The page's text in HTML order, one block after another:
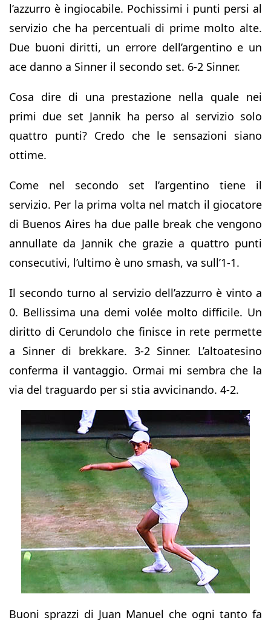
l’azzurro è ingiocabile. Pochissimi i punti persi al
servizio che ha percentuali di prime molto alte.
Due buoni diritti, un errore dell’argentino e un
ace danno a Sinner il secondo set. 6-2 Sinner.
Cosa dire di una prestazione nella quale nei
primi due set Jannik ha perso al servizio solo
quattro punti? Credo che le sensazioni siano
ottime.
Come nel secondo set l’argentino tiene il
servizio. Per la prima volta nel match il giocatore
di Buenos Aires ha due palle break che vengono
annullate da Jannik che grazie a quattro punti
consecutivi, l’ultimo è uno smash, va sull’1-1.
Il secondo turno al servizio dell’azzurro è vinto a
0. Bellissima una demi volée molto difficile. Un
diritto di Cerundolo che finisce in rete permette
a Sinner di brekkare. 3-2 Sinner. L’altoatesino
conferma il vantaggio. Ormai mi sembra che la
via del traguardo per si stia avvicinando. 4-2.
Buoni sprazzi di Juan Manuel che ogni tanto fa